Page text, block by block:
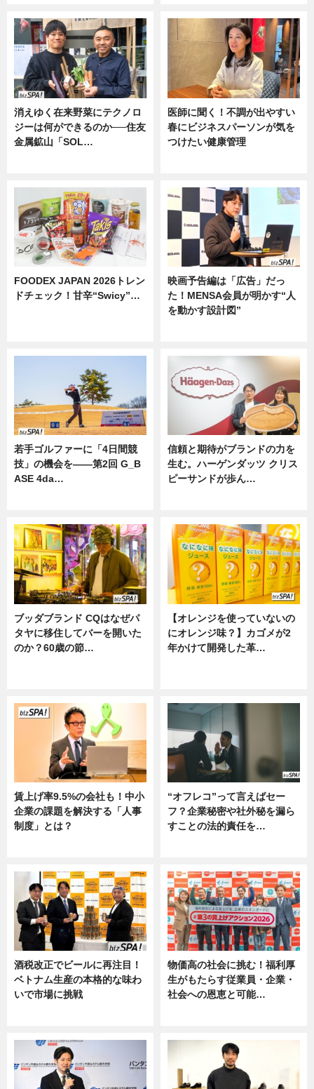
消えゆく在来野菜にテクノロ
ジーは何ができるのか──住友
金属鉱山「SOL…
医師に聞く！不調が出やすい
春にビジネスパーソンが気を
つけたい健康管理
FOODEX JAPAN 2026トレン
ドチェック！甘辛“Swicy”…
映画予告編は「広告」だっ
た！MENSA会員が明かす“人
を動かす設計図”
若手ゴルファーに「4日間競
技」の機会を——第2回 G_B
ASE 4da…
信頼と期待がブランドの力を
生む。ハーゲンダッツ クリス
ピーサンドが歩ん…
ブッダブランド CQはなぜパ
タヤに移住してバーを開いた
のか？60歳の節…
【オレンジを使っていないの
にオレンジ味？】カゴメが2
年かけて開発した革…
賃上げ率9.5%の会社も！中小
企業の課題を解決する「人事
制度」とは？
“オフレコ”って言えばセー
フ？企業秘密や社外秘を漏ら
すことの法的責任を…
酒税改正でビールに再注目！
ベトナム生産の本格的な味わ
いで市場に挑戦
物価高の社会に挑む！福利厚
生がもたらす従業員・企業・
社会への恩恵と可能…